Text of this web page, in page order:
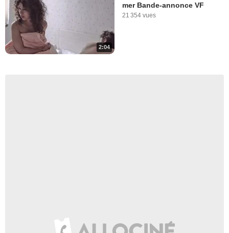
2:04
mer Bande-annonce VF
21 354 vues